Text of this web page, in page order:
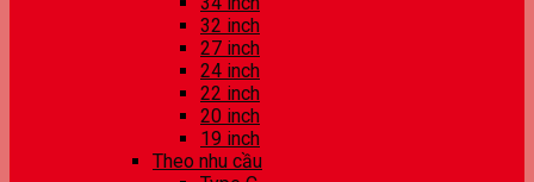
32 inch
27 inch
24 inch
22 inch
20 inch
19 inch
Theo nhu cầu